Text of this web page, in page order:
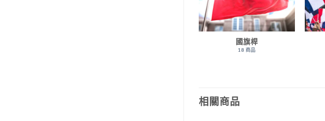
國旗桿
18 商品
相關商品